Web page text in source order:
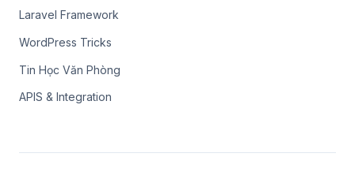
Laravel Framework
WordPress Tricks
Tin Học Văn Phòng
APIS & Integration